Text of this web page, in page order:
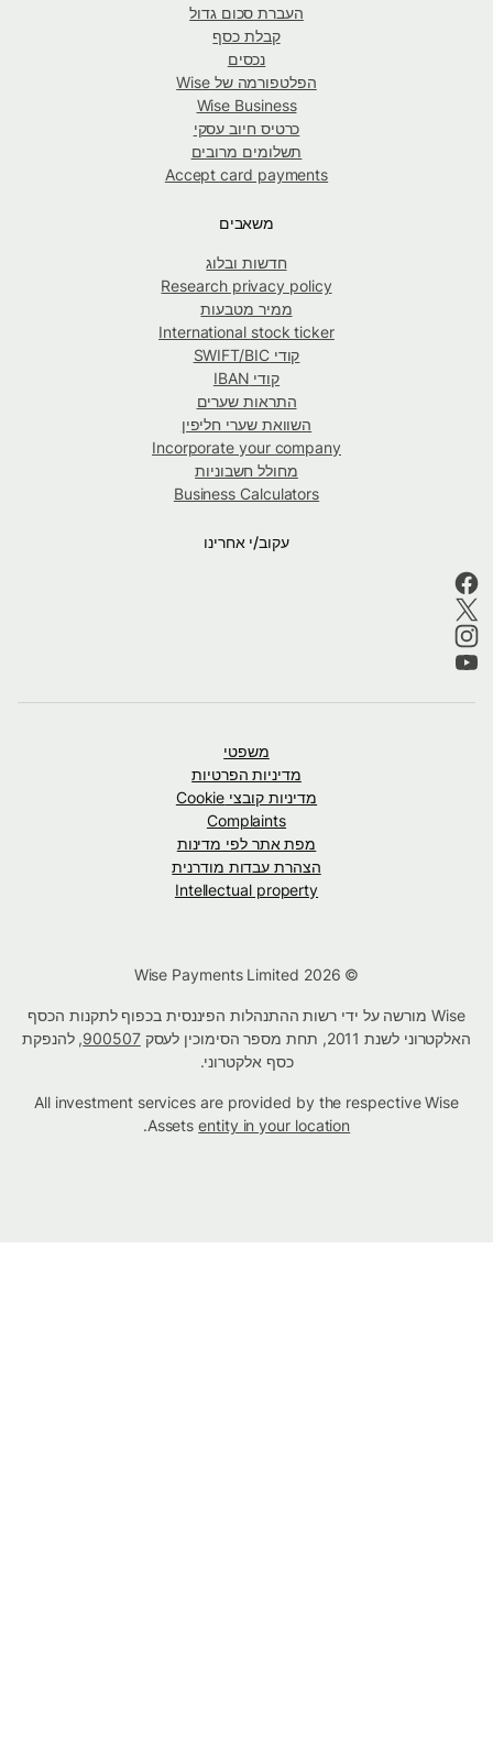
העברת סכום גדול
קבלת כסף
נכסים
הפלטפורמה של Wise
Wise Business
כרטיס חיוב עסקי
תשלומים מרובים
Accept card payments
משאבים
חדשות ובלוג
Research privacy policy
ממיר מטבעות
International stock ticker
קודי SWIFT/BIC
קודי IBAN
התראות שערים
השוואת שערי חליפין
Incorporate your company
מחולל חשבוניות
Business Calculators
עקוב/י אחרינו
משפטי
מדיניות הפרטיות
מדיניות קובצי Cookie
Complaints
מפת אתר לפי מדינות
הצהרת עבדות מודרנית
Intellectual property
Wise מורשה על ידי רשות ההתנהלות הפיננסית בכפוף לתקנות הכסף
האלקטרוני לשנת 2011, תחת מספר הסימוכין לעסק
900507, להנפקת
כסף אלקטרוני.
All investment services are provided by the respective Wise
Assetsentity in your location
.